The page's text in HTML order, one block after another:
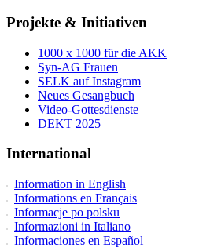
Projekte & Initiativen
1000 x 1000 für die AKK
Syn-AG Frauen
SELK auf Instagram
Neues Gesangbuch
Video-Gottesdienste
DEKT 2025
International
Information in English
Informations en Français
Informacje po polsku
Informazioni in Italiano
Informaciones en Español